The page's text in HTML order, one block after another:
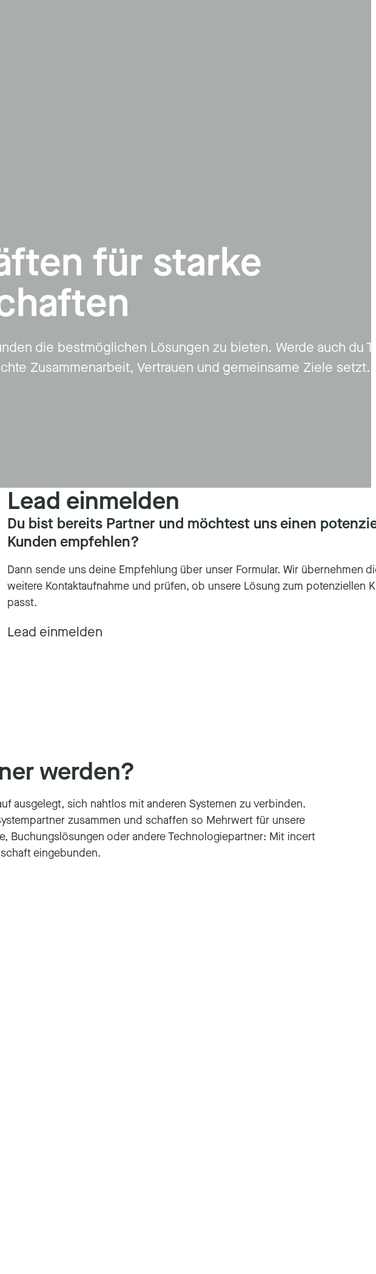
für starke
die bestmöglichen Lösungen zu bieten. Werde auch du
Zusammenarbeit, Vertrauen und gemeinsame Ziele setzt.
Lead einmelden
Du bist bereits Partner und möchtest uns einen
Kunden empfehlen?
Dann sende uns deine Empfehlung über unser Formular. Wir übernehmen
weitere Kontaktaufnahme und prüfen, ob unsere Lösung zum potenziellen
passt.
Lead einmelden
werden?
ausgelegt, sich nahtlos mit anderen Systemen zu verbinden.
zusammen und schaffen so Mehrwert für unsere
Buchungslösungen oder andere Technologiepartner: Mit incert
eingebunden.